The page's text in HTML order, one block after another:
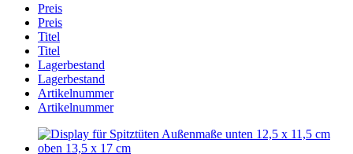
Preis
Preis
Titel
Titel
Lagerbestand
Lagerbestand
Artikelnummer
Artikelnummer